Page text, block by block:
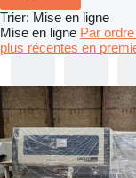
Trier: Mise en ligne
Mise en ligne Par
plus récentes en